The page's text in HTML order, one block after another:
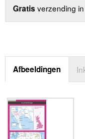
Gratis verzending
Afbeeldingen